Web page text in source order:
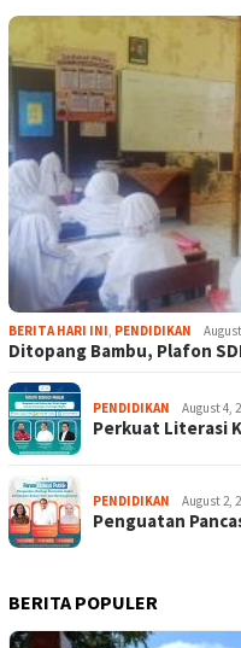
BERITA HARI INI PENDIDIKAN
Ditopang Bambu, Plafon
PENDIDIKAN August 4,
Perkuat Literasi
PENDIDIKAN August 2,
Penguatan
BERITA POPULER